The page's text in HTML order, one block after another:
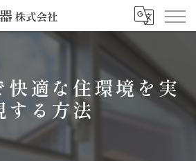
快適な住環境を実
する方法